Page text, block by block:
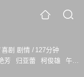
喜剧 剧情 / 127分钟
芳 归亚蕾 柯俊雄 午马